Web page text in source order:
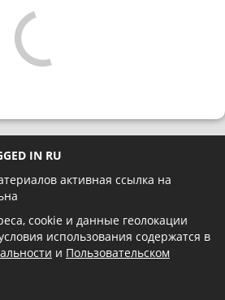
IN RU
активная ссылка на
cookie и данные геолокации
использования содержатся в
и Пользовательском